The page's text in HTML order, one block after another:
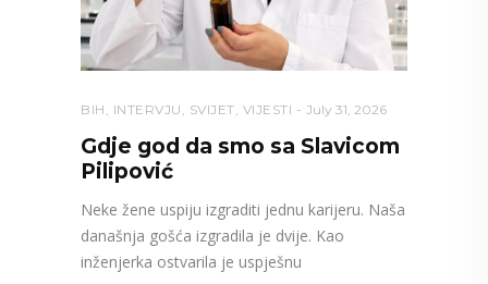
BIH , INTERVJU , SVIJET, VIJESTI July 31, 2026
Gdje god da smo sa Slavicom
Pilipović
Neke žene uspiju izgraditi jednu karijeru. Naša
današnja gošća izgradila je dvije. Kao
inženjerka ostvarila je uspješnu